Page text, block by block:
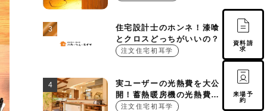
住宅設計士のホンネ！漆喰
とクロスどっちがいいの？
注文住宅初耳学
実ユーザーの光熱費を大公
開！蓄熱暖房機の光熱費っ
て実は○○○円！？
注文住宅初耳学
資料請
求
来場予
約